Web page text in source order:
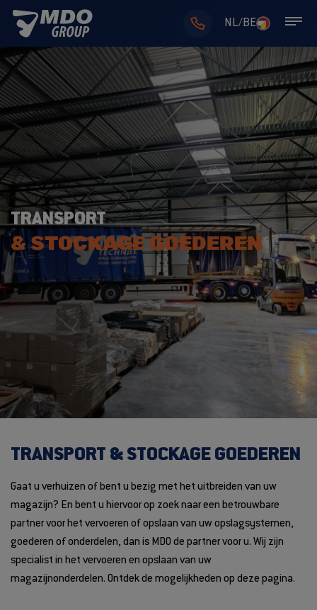
NL/BE
TRANSPORT
& STOCKAGE GOEDEREN
TRANSPORT & STOCKAGE GOEDEREN
Gaat u verhuizen of bent u bezig met het uitbreiden van uw
magazijn? En bent u hiervoor op zoek naar een betrouwbare
partner voor het vervoeren of opslaan van uw opslagsystemen,
goederen of onderdelen, dan is MDO de partner voor u. Wij zijn
specialist in het vervoeren en opslaan van uw
magazijnonderdelen. Ontdek de mogelijkheden op deze pagina.